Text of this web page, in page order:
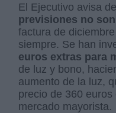
El Ejecutivo avisa
previsiones no
factura de
siempre. Se han
euros extras para
de luz y bono,
aumento de la luz,
precio de 360
mercado mayorista.